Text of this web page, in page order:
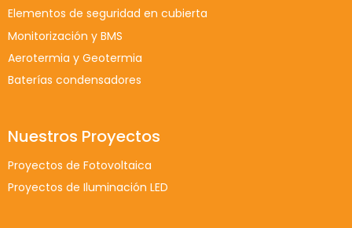
Elementos de seguridad en cubierta
Monitorización y BMS
Aerotermia y Geotermia
Baterías condensadores
Nuestros Proyectos
Proyectos de Fotovoltaica
Proyectos de Iluminación LED